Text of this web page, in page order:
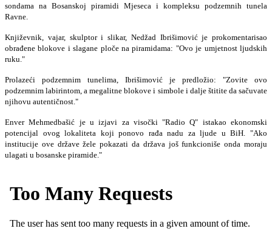
sondama na Bosanskoj piramidi Mjeseca i kompleksu podzemnih tunela
Ravne.
Književnik, vajar, skulptor i slikar, Nedžad Ibrišimović je prokomentarisao
obrađene blokove i slagane ploče na piramidama: "Ovo je umjetnost ljudskih
ruku."
Prolazeći podzemnim tunelima, Ibrišimović je predložio: "Zovite ovo
podzemnim labirintom, a megalitne blokove i simbole i dalje štitite da sačuvate
njihovu autentičnost."
Enver Mehmedbašić je u izjavi za visočki "Radio Q" istakao ekonomski
potencijal ovog lokaliteta koji ponovo rađa nadu za ljude u BiH. "Ako
institucije ove države žele pokazati da država još funkcioniše onda moraju
ulagati u bosanske piramide."